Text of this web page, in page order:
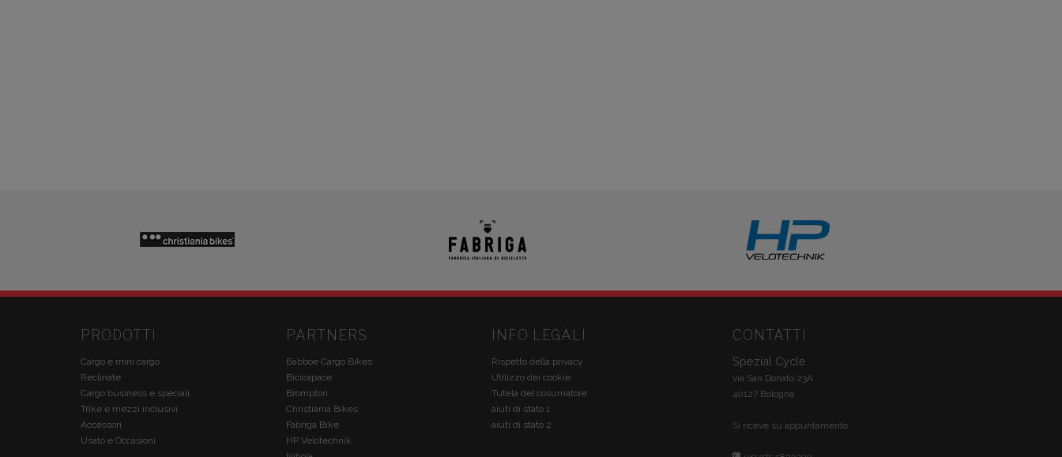
PRODOTTI
Cargo e mini cargo
Reclinate
Cargo business e speciali
Trike e mezzi inclusivi
Accessori
Usato e Occasioni
PARTNERS
Babboe Cargo Bikes
Bicicapace
Brompton
Christiania Bikes
Fabriga Bike
HP Velotechnik
INFO LEGALI
Rispetto della privacy
Utilizzo dei cookie
Tutela del cosumatore
aiuti di stato 1
aiuti di stato 2
CONTATTI
Spezial Cycle
via San Donato 23A
40127 Bologna
Si riceve su appuntamento